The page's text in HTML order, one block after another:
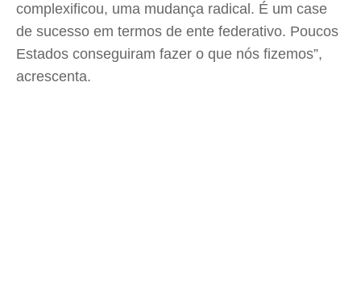
complexificou, uma mudança radical. É um case
de sucesso em termos de ente federativo. Poucos
Estados conseguiram fazer o que nós fizemos”,
acrescenta.